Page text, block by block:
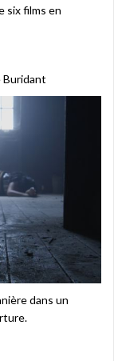
six films en
Buridant
dans un